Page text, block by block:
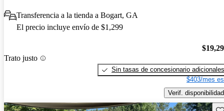
Transferencia a la tienda a Bogart, GA
El precio incluye envío de $1,299
Trato justo
Sin tasas de concesionario adicionales
$403/mes
Verif. disponibilidad